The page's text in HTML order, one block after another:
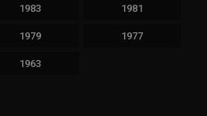
1983 1981
1979 1977
1963